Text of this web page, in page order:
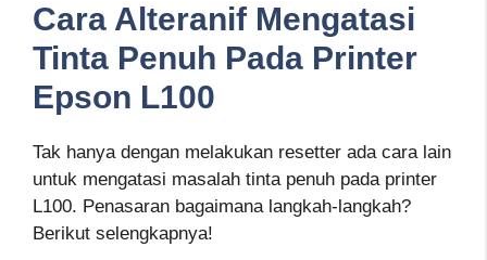
Cara Alteranif Mengatasi
Tinta Penuh Pada Printer
Epson L100
Tak hanya dengan melakukan resetter ada cara lain
untuk mengatasi masalah tinta penuh pada printer
L100. Penasaran bagaimana langkah-langkah?
Berikut selengkapnya!